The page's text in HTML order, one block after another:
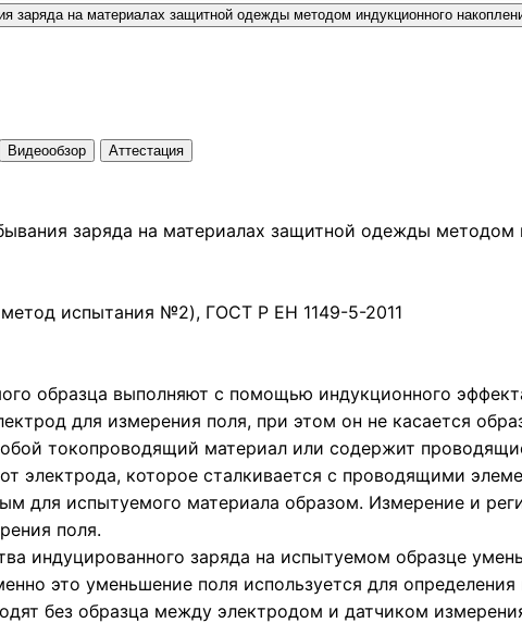
Видеообзор Аттестация
заряда на материалах защитной одежды
испытания №2), ГОСТ Р ЕН 1149-5-2011
образца выполняют с помощью индукционного
для измерения поля, при этом он не касается
токопроводящий материал или содержит
электрода, которое сталкивается с проводящими
для испытуемого материала образом. Измерение и
поля.
индуцированного заряда на испытуемом образце
это уменьшение поля используется для
без образца между электродом и датчиком